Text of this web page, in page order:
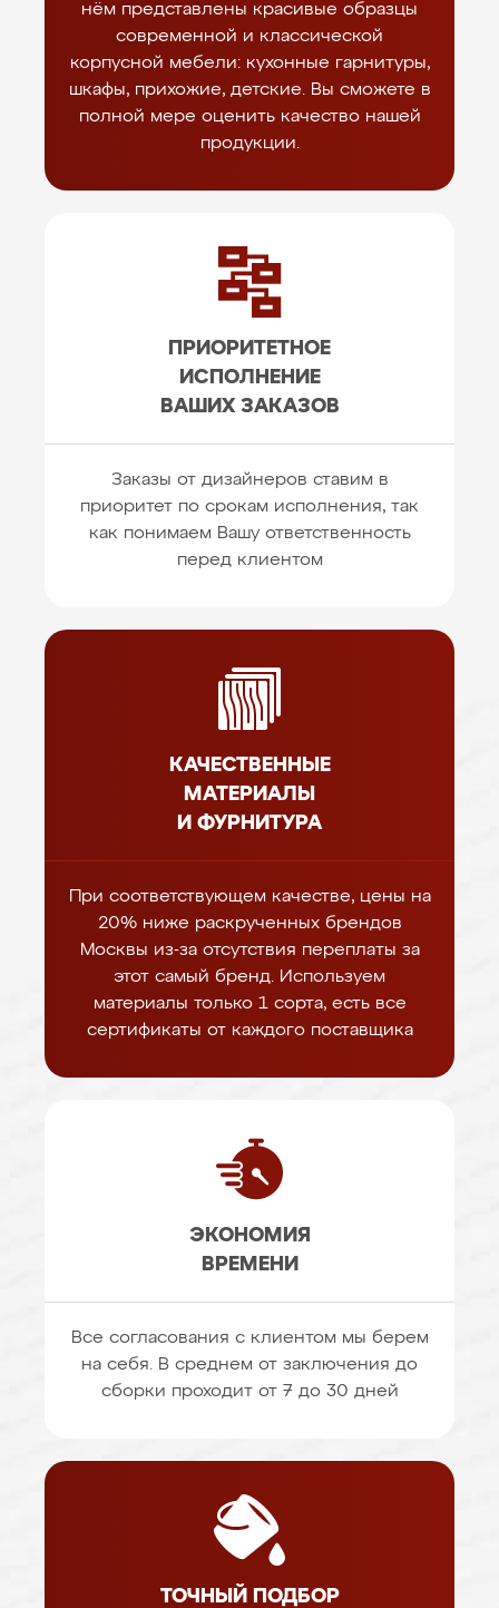
нём представлены красивые образцы
современной и классической
корпусной мебели: кухонные гарнитуры,
шкафы, прихожие, детские. Вы сможете в
полной мере оценить качество нашей
продукции.
ПРИОРИТЕТНОЕ
ИСПОЛНЕНИЕ
ВАШИХ ЗАКАЗОВ
Заказы от дизайнеров ставим в
приоритет по срокам исполнения, так
как понимаем Вашу ответственность
перед клиентом
КАЧЕСТВЕННЫЕ
МАТЕРИАЛЫ
И ФУРНИТУРА
При соответствующем качестве, цены на
20% ниже раскрученных брендов
Москвы из-за отсутствия переплаты за
этот самый бренд. Используем
материалы только 1 сорта, есть все
сертификаты от каждого поставщика
ЭКОНОМИЯ
ВРЕМЕНИ
Все согласования с клиентом мы берем
на себя. В среднем от заключения до
сборки проходит от 7 до 30 дней
ТОЧНЫЙ ПОДБОР